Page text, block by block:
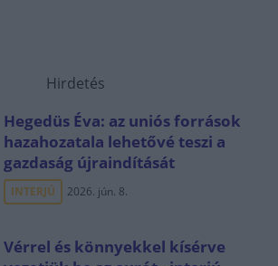
Hirdetés
Hegedüs Éva: az uniós források
hazahozatala lehetővé teszi a
gazdaság újraindítását
INTERJÚ 2026. jún. 8.
Vérrel és könnyekkel kísérve